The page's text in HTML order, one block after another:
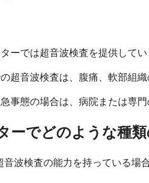
ーでは超音波検査を提供して
超音波検査は、腹痛、軟部組
事態の場合は、病院または専
ーでどのような種
音波検査の能力を持っている場